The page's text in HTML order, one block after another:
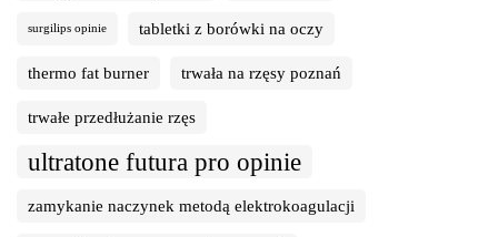
surgilips opinie tabletki z borówki na oczy
thermo fat burner trwała na rzęsy poznań
trwałe przedłużanie rzęs
ultratone futura pro opinie
zamykanie naczynek metodą elektrokoagulacji